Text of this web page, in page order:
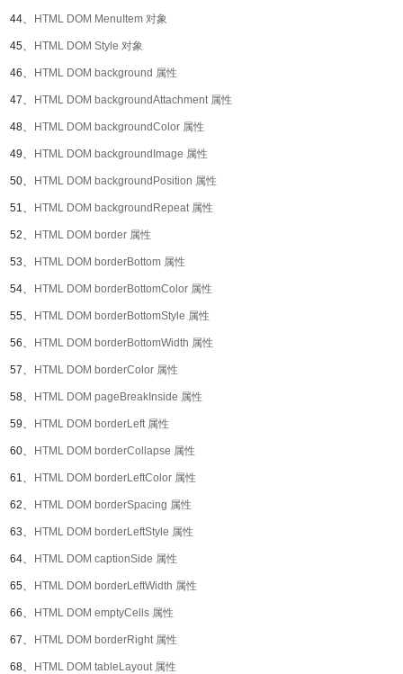
44、 HTML DOM MenuItem 对象
45、 HTML DOM Style 对象
46、 HTML DOM background 属性
47、 HTML DOM backgroundAttachment 属性
48、 HTML DOM backgroundColor 属性
49、 HTML DOM backgroundImage 属性
50、 HTML DOM backgroundPosition 属性
51、 HTML DOM backgroundRepeat 属性
52、 HTML DOM border 属性
53、 HTML DOM borderBottom 属性
54、 HTML DOM borderBottomColor 属性
55、 HTML DOM borderBottomStyle 属性
56、 HTML DOM borderBottomWidth 属性
57、 HTML DOM borderColor 属性
58、 HTML DOM pageBreakInside 属性
59、 HTML DOM borderLeft 属性
60、 HTML DOM borderCollapse 属性
61、 HTML DOM borderLeftColor 属性
62、 HTML DOM borderSpacing 属性
63、 HTML DOM borderLeftStyle 属性
64、 HTML DOM captionSide 属性
65、 HTML DOM borderLeftWidth 属性
66、 HTML DOM emptyCells 属性
67、 HTML DOM borderRight 属性
68、 HTML DOM tableLayout 属性